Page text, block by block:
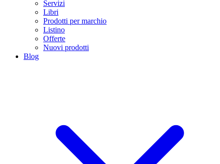
Servizi
Libri
Prodotti per marchio
Listino
Offerte
Nuovi prodotti
Blog